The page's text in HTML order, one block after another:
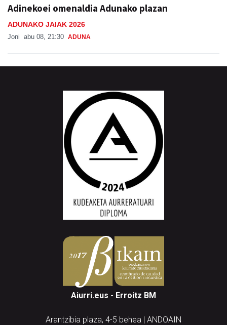
Adinekoei omenaldia Adunako plazan
ADUNAKO JAIAK 2026
Joni abu 08, 21:30 ADUNA
Aiurri.eus - Erroitz BM
Arantzibia plaza, 4-5 behea | ANDOAIN